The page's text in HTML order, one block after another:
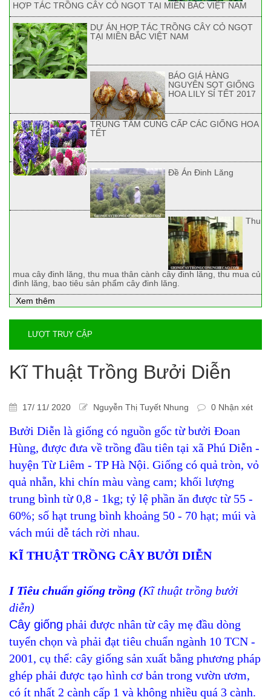
HỢP TÁC TRỒNG CÂY CỎ NGỌT TẠI MIỀN BẮC VIỆT NAM
DỰ ÁN HỢP TÁC TRỒNG CÂY CỎ NGỌT
TẠI MIỀN BẮC VIỆT NAM
BÁO GIÁ HÀNG
NGUYÊN SỌT GIỐNG
HOA LILY SỈ TẾT 2017
TRUNG TÂM CUNG CẤP CÁC GIỐNG HOA
TẾT
Đề Án Đinh Lăng
Thu
mua cây đinh lăng, thu mua thân cành cây đinh lăng, thu mua củ
đinh lăng, bao tiêu sản phẩm cây đinh lăng.
Xem thêm
LƯỢT TRUY CẬP
Kĩ Thuật Trồng Bưởi Diễn
17/ 11/ 2020 Nguyễn Thị Tuyết Nhung 0 Nhận xét
Bưởi Diễn là giống có nguồn gốc từ bưởi Đoan
Hùng, được đưa về trồng đầu tiên tại xã Phú Diễn -
huyện Từ Liêm - TP Hà Nội. Giống có quả tròn, vỏ
quả nhẵn, khi chín màu vàng cam; khối lượng
trung bình từ 0,8 - 1kg; tỷ lệ phần ăn được từ 55 -
60%; số hạt trung bình khoảng 50 - 70 hạt; múi và
vách múi dễ tách rời nhau.
KĨ THUẬT TRỒNG CÂY BƯỞI DIỄN
I Tiêu chuẩn giống trồng (Kĩ thuật trồng bưởi
diễn)
Cây giống phải được nhân từ cây mẹ đầu dòng
tuyển chọn và phải đạt tiêu chuẩn ngành 10 TCN -
2001, cụ thể: cây giống sản xuất bằng phương pháp
ghép phải được tạo hình cơ bản trong vườn ươm,
có ít nhất 2 cành cấp 1 và không nhiều quá 3 cành.